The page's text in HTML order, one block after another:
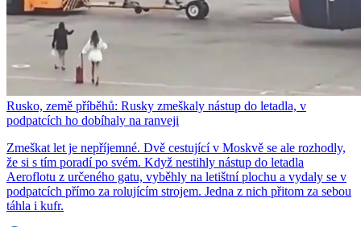
Rusko, země příběhů: Rusky zmeškaly nástup do letadla, v
podpatcích ho dobíhaly na ranveji
Zmeškat let je nepříjemné. Dvě cestující v Moskvě se ale rozhodly,
že si s tím poradí po svém. Když nestihly nástup do letadla
Aeroflotu z určeného gatu, vyběhly na letištní plochu a vydaly se v
podpatcích přímo za rolujícím strojem. Jedna z nich přitom za sebou
táhla i kufr.